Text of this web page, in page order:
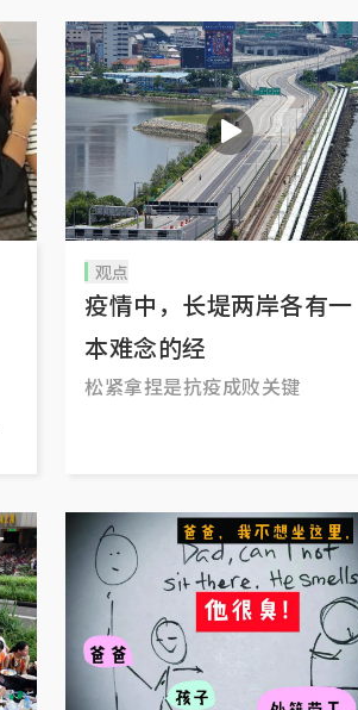
观点
疫情中，长堤两岸各有一
本难念的经
松紧拿捏是抗疫成败关键